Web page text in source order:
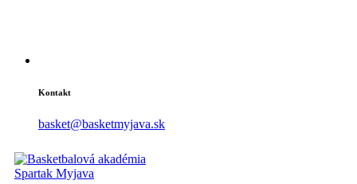
Kontakt
basket@basketmyjava.sk